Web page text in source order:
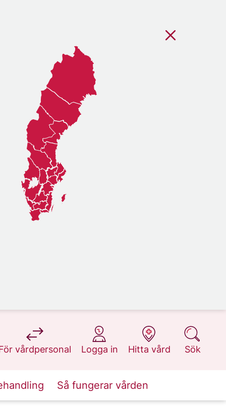
vårdpersonal
på 1177.se
Logga in
på 1177.se
Hitta vård
på 1177.se
Sök
på 1177.se
Så fungerar vården